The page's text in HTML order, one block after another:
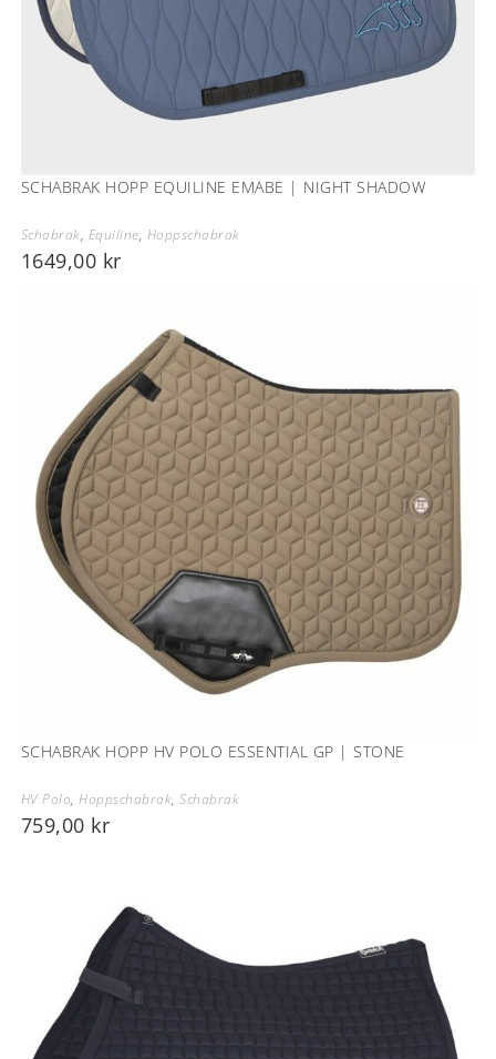
SCHABRAK HOPP EQUILINE EMABE | NIGHT SHADOW
Schabrak, Equiline, Hoppschabrak
1649,00 kr
SCHABRAK HOPP HV POLO ESSENTIAL GP | STONE
HV Polo,Hoppschabrak,Schabrak
759,00 kr